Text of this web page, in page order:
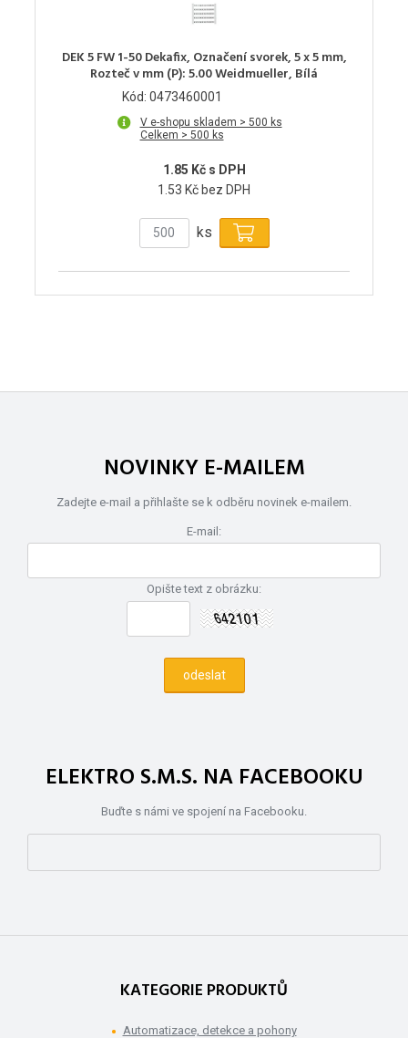
DEK 5 FW 1-50 Dekafix, Označení svorek, 5 x 5 mm,
Rozteč v mm (P): 5.00 Weidmueller, Bílá
Kód: 0473460001
V e-shopu skladem > 500 ks
Celkem > 500 ks
1.85 Kč s DPH
1.53 Kč bez DPH
ks
NOVINKY E-MAILEM
Zadejte e-mail a přihlašte se k odběru novinek e-mailem.
E-mail:
Opište text z obrázku:
ELEKTRO S.M.S. NA FACEBOOKU
Buďte s námi ve spojení na Facebooku.
KATEGORIE PRODUKTŮ
Automatizace, detekce a pohony